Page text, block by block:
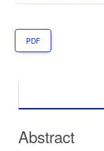
PDF
Abstract